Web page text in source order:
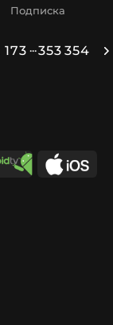
убийца
Подписка
173 ...353 354